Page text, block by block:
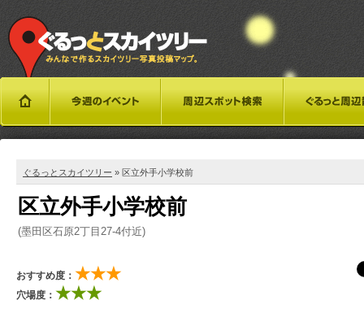
ぐるっとスカイツリー » 区立外手小学校前
区立外手小学校前
(墨田区石原2丁目27-4付近)
おすすめ度： ★★★
穴場度： ★★★